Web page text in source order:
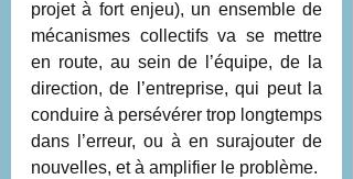
projet à fort enjeu), un ensemble de
mécanismes collectifs va se mettre
en route, au sein de l’équipe, de la
direction, de l’entreprise, qui peut la
conduire à persévérer trop longtemps
dans l’erreur, ou à en surajouter de
nouvelles, et à amplifier le problème.